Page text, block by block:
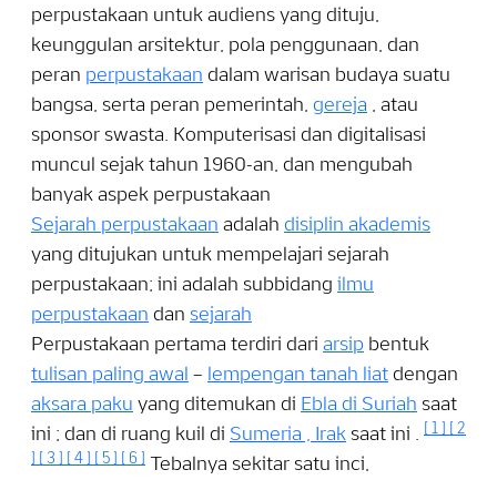
perpustakaan untuk audiens yang dituju,
keunggulan arsitektur, pola penggunaan, dan
peran perpustakaan dalam warisan budaya suatu
bangsa, serta peran pemerintah, gereja , atau
sponsor swasta. Komputerisasi dan digitalisasi
muncul sejak tahun 1960-an, dan mengubah
banyak aspek perpustakaan
Sejarah perpustakaan adalah disiplin akademis
yang ditujukan untuk mempelajari sejarah
perpustakaan; ini adalah subbidang ilmu
perpustakaan dan sejarah
Perpustakaan pertama terdiri dari arsip bentuk
tulisan paling awal – lempengan tanah liat dengan
aksara paku yang ditemukan di Ebla di Suriah saat
ini ; dan di ruang kuil di Sumeria , Irak saat ini . 1 2
3 4 5 6
Tebalnya sekitar satu inci,